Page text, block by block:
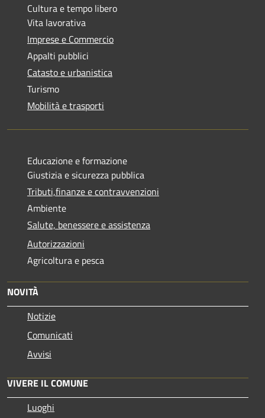
Cultura e tempo libero
Vita lavorativa
Imprese e Commercio
Appalti pubblici
Catasto e urbanistica
Turismo
Mobilità e trasporti
Educazione e formazione
Giustizia e sicurezza pubblica
Tributi,finanze e contravvenzioni
Ambiente
Salute, benessere e assistenza
Autorizzazioni
Agricoltura e pesca
NOVITÀ
Notizie
Comunicati
Avvisi
VIVERE IL COMUNE
Luoghi